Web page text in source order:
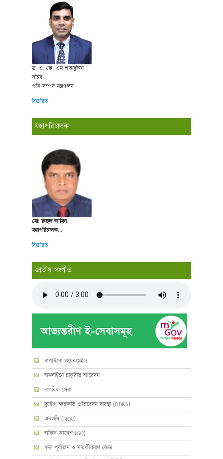
ড. এ. কে. এম শাহাবুদ্দিন
সচিব
পানি সম্পদ মন্ত্রণালয়
বিস্তারিত
মহাপরিচালক
মো: রুহুল আমিন
মহাপরিচালক...
বিস্তারিত
জাতীয় সংগীত
বাপাউবো ওয়েবমেইল
অনলাইনে চাকুরীর আবেদন
নাগরিক সেবা
দুর্যোগ ক্ষয়ক্ষতি প্রতিবেদন ব্যবস্থা (DDRS)
এনওসি (NOC)
অফিস আদেশ (GO)
বন্যা পূর্বাভাস ও সতর্কীকরণ কেন্দ্র